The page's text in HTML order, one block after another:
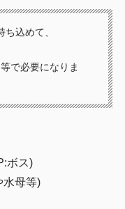
込めて、
で必要になりま
ボス)
水母等)